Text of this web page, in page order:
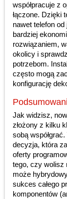
współpracuje z
łączone. Dzięki
nawet telefon
bardziej
rozwiązaniem,
okolicy i
potrzebom.
często mogą
konfigurację
Jak widzisz,
złożony z kilku
sobą
decyzja, która
oferty
tego, czy wolisz
może
sukces całego
komponentów